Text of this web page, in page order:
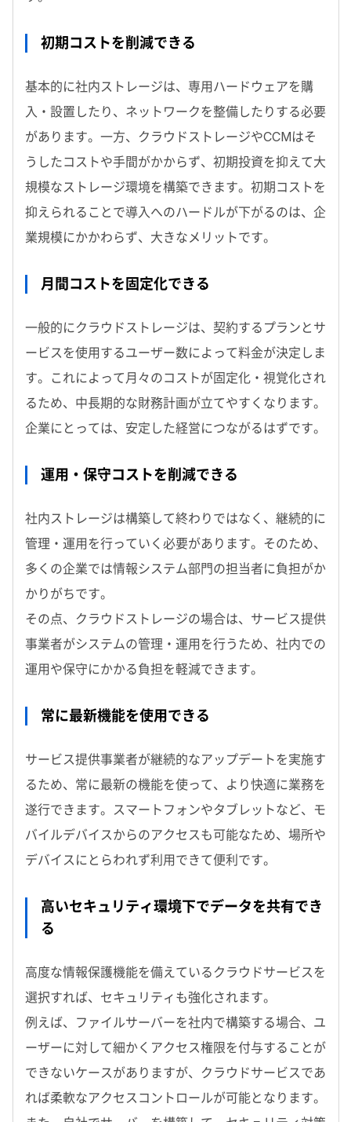
初期コストを削減できる
基本的に社内ストレージは、専用ハードウェアを購
入・設置したり、ネットワークを整備したりする必要
があります。一方、クラウドストレージやCCMはそ
うしたコストや手間がかからず、初期投資を抑えて大
規模なストレージ環境を構築できます。初期コストを
抑えられることで導入へのハードルが下がるのは、企
業規模にかかわらず、大きなメリットです。
月間コストを固定化できる
一般的にクラウドストレージは、契約するプランとサ
ービスを使用するユーザー数によって料金が決定しま
す。これによって月々のコストが固定化・視覚化され
るため、中長期的な財務計画が立てやすくなります。
企業にとっては、安定した経営につながるはずです。
運用・保守コストを削減できる
社内ストレージは構築して終わりではなく、継続的に
管理・運用を行っていく必要があります。そのため、
多くの企業では情報システム部門の担当者に負担がか
かりがちです。
その点、クラウドストレージの場合は、サービス提供
事業者がシステムの管理・運用を行うため、社内での
運用や保守にかかる負担を軽減できます。
常に最新機能を使用できる
サービス提供事業者が継続的なアップデートを実施す
るため、常に最新の機能を使って、より快適に業務を
遂行できます。スマートフォンやタブレットなど、モ
バイルデバイスからのアクセスも可能なため、場所や
デバイスにとらわれず利用できて便利です。
高いセキュリティ環境下でデータを共有でき
る
高度な情報保護機能を備えているクラウドサービスを
選択すれば、セキュリティも強化されます。
例えば、ファイルサーバーを社内で構築する場合、ユ
ーザーに対して細かくアクセス権限を付与することが
できないケースがありますが、クラウドサービスであ
れば柔軟なアクセスコントロールが可能となります。